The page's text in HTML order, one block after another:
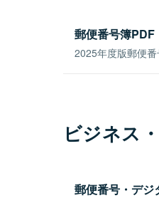
郵便番号簿PDF
2025年度版郵便番
ビジネス
郵便番号・デジ